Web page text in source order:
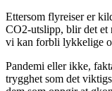
Ettersom flyreiser er
CO2-utslipp, blir det et
vi kan forbli lykkelige
Pandemi eller ikke,
trygghet som det